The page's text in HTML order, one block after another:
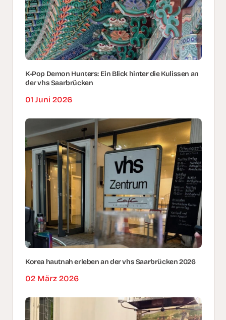
K-Pop Demon Hunters: Ein Blick hinter die Kulissen an
der vhs Saarbrücken
01 Juni 2026
Korea hautnah erleben an der vhs Saarbrücken 2026
02 März 2026